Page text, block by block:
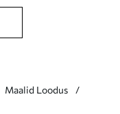
Maalid Loodus